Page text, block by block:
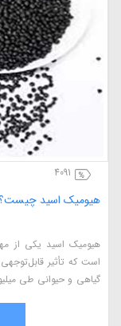
4091
هیومیک اسید چیست؟
هیومیک اسید یکی از
است که تأثیر
گیاهی و حیوانی طی
طبیعی و اثرات آن بر